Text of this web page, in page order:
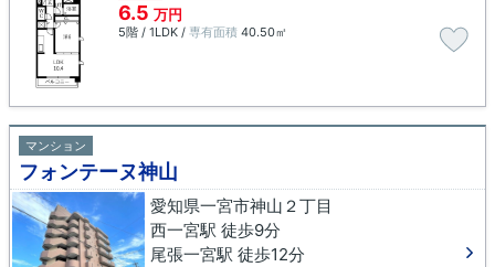
6.5 万円
5階 / 1LDK / 専有面積 40.50㎡
マンション
フォンテーヌ神山
愛知県一宮市神山２丁目
西一宮駅 徒歩9分
尾張一宮駅 徒歩12分